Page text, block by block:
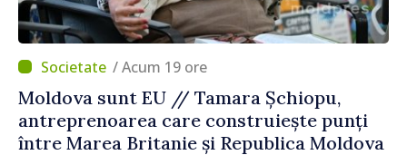
/ Acum 19 ore
Moldova sunt EU // Tamara Șchiopu,
antreprenoarea care construiește punți
între Marea Britanie și Republica Moldova